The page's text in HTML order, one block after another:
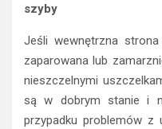
szyby
Jeśli wewnętrzna
zaparowana lub
nieszczelnymi
są w dobrym stanie i
przypadku problemów z